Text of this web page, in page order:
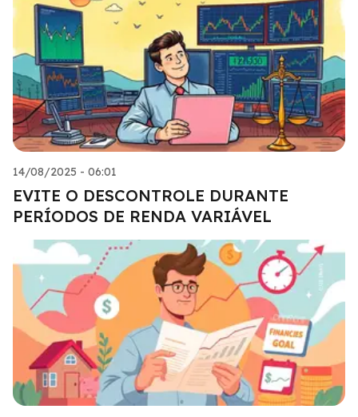
14/08/2025 - 06:01
EVITE O DESCONTROLE DURANTE
PERÍODOS DE RENDA VARIÁVEL